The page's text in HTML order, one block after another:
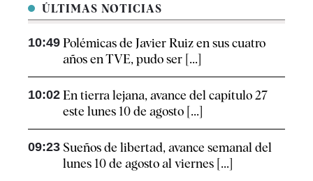
ÚLTIMAS NOTICIAS
10:49 Polémicas de Javier Ruiz en sus cuatro
años en TVE, pudo ser [...]
10:02 En tierra lejana, avance del capítulo 27
este lunes 10 de agosto [...]
09:23 Sueños de libertad, avance semanal del
lunes 10 de agosto al viernes [...]